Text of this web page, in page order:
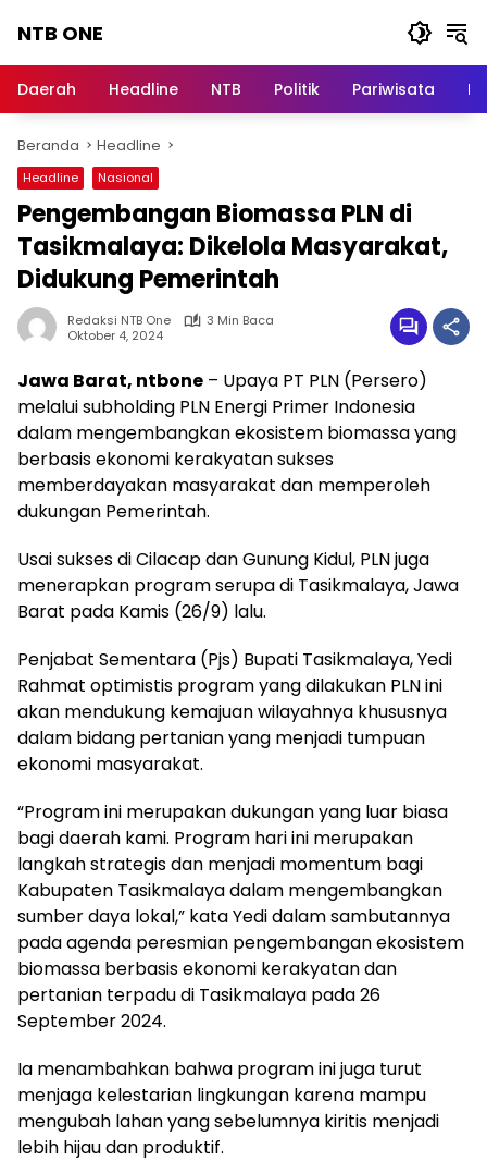
NTB ONE
dan
Berita
Lombok
Daerah Headline NTB Politik Pariwisata
Beranda Headline
Headline Nasional
Pengembangan Biomassa PLN di
Tasikmalaya: Dikelola Masyarakat,
Didukung Pemerintah
Redaksi NTB One
3 Min Baca
Oktober 4, 2024
Jawa Barat, ntbone – Upaya PT PLN (Persero)
melalui subholding PLN Energi Primer Indonesia
dalam mengembangkan ekosistem biomassa yang
berbasis ekonomi kerakyatan sukses
memberdayakan masyarakat dan memperoleh
dukungan Pemerintah.
Usai sukses di Cilacap dan Gunung Kidul, PLN juga
menerapkan program serupa di Tasikmalaya, Jawa
Barat pada Kamis (26/9) lalu.
Penjabat Sementara (Pjs) Bupati Tasikmalaya, Yedi
Rahmat optimistis program yang dilakukan PLN ini
akan mendukung kemajuan wilayahnya khususnya
dalam bidang pertanian yang menjadi tumpuan
ekonomi masyarakat.
“Program ini merupakan dukungan yang luar biasa
bagi daerah kami. Program hari ini merupakan
langkah strategis dan menjadi momentum bagi
Kabupaten Tasikmalaya dalam mengembangkan
sumber daya lokal,” kata Yedi dalam sambutannya
pada agenda peresmian pengembangan ekosistem
biomassa berbasis ekonomi kerakyatan dan
pertanian terpadu di Tasikmalaya pada 26
September 2024.
Ia menambahkan bahwa program ini juga turut
menjaga kelestarian lingkungan karena mampu
mengubah lahan yang sebelumnya kiritis menjadi
lebih hijau dan produktif.